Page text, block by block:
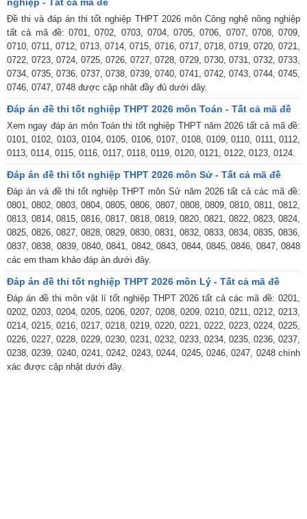
Đề thi và đáp án thi tốt nghiệp THPT 2026 môn Công nghệ nông nghiệp
tất cả mã đề: 0701, 0702, 0703, 0704, 0705, 0706, 0707, 0708, 0709,
0710, 0711, 0712, 0713, 0714, 0715, 0716, 0717, 0718, 0719, 0720, 0721,
0722, 0723, 0724, 0725, 0726, 0727, 0728, 0729, 0730, 0731, 0732, 0733,
0734, 0735, 0736, 0737, 0738, 0739, 0740, 0741, 0742, 0743, 0744, 0745,
0746, 0747, 0748 được cập nhật đầy đủ dưới đây.
Đáp án đề thi tốt nghiệp THPT 2026 môn Toán - Tất cả mã đề
Xem ngay đáp án môn Toán thi tốt nghiệp THPT năm 2026 tất cả mã đề:
0101, 0102, 0103, 0104, 0105, 0106, 0107, 0108, 0109, 0110, 0111, 0112,
0113, 0114, 0115, 0116, 0117, 0118, 0119, 0120, 0121, 0122, 0123, 0124.
Đáp án đề thi tốt nghiệp THPT 2026 môn Sử - Tất cả mã đề
Đáp án và đề thi tốt nghiệp THPT môn Sử năm 2026 tất cả các mã đề:
0801, 0802, 0803, 0804, 0805, 0806, 0807, 0808, 0809, 0810, 0811, 0812,
0813, 0814, 0815, 0816, 0817, 0818, 0819, 0820, 0821, 0822, 0823, 0824,
0825, 0826, 0827, 0828, 0829, 0830, 0831, 0832, 0833, 0834, 0835, 0836,
0837, 0838, 0839, 0840, 0841, 0842, 0843, 0844, 0845, 0846, 0847, 0848
các em tham khảo đáp án dưới đây.
Đáp án đề thi tốt nghiệp THPT 2026 môn Lý - Tất cả mã đề
Đáp án đề thi môn vật lí tốt nghiệp THPT 2026 tất cả các mã đề: 0201,
0202, 0203, 0204, 0205, 0206, 0207, 0208, 0209, 0210, 0211, 0212, 0213,
0214, 0215, 0216, 0217, 0218, 0219, 0220, 0221, 0222, 0223, 0224, 0225,
0226, 0227, 0228, 0229, 0230, 0231, 0232, 0233, 0234, 0235, 0236, 0237,
0238, 0239, 0240, 0241, 0242, 0243, 0244, 0245, 0246, 0247, 0248 chính
xác được cập nhật dưới đây.